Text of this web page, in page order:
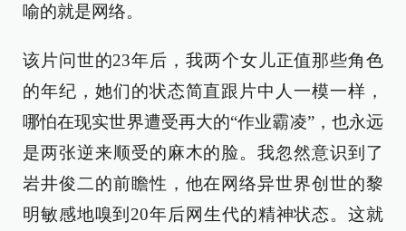
喻的就是网络。
该片问世的23年后，我两个女儿正值那些角色
的年纪，她们的状态简直跟片中人一模一样，
哪怕在现实世界遭受再大的“作业霸凌”，也永远
是两张逆来顺受的麻木的脸。我忽然意识到了
岩井俊二的前瞻性，他在网络异世界创世的黎
明敏感地嗅到20年后网生代的精神状态。这就